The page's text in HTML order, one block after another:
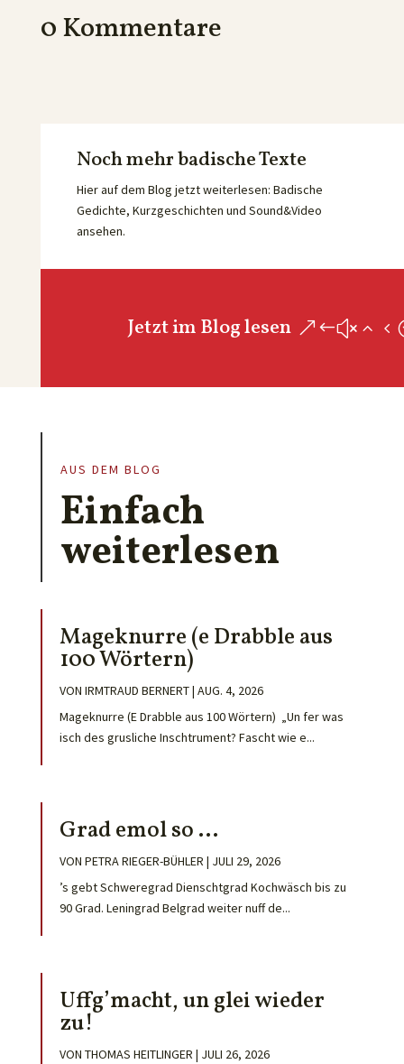
0 Kommentare
Noch mehr badische Texte
Hier auf dem Blog jetzt weiterlesen: Badische
Gedichte, Kurzgeschichten und Sound&Video
ansehen.
Jetzt im Blog lesen
AUS DEM BLOG
Einfach
weiterlesen
Mageknurre (e Drabble aus
100 Wörtern)
VON IRMTRAUD BERNERT| AUG. 4, 2026
Mageknurre (E Drabble aus 100 Wörtern) „Un fer was
isch des grusliche Inschtrument? Fascht wie e...
Grad emol so …
VON PETRA RIEGER-BÜHLER | JULI 29, 2026
’s gebt Schweregrad Dienschtgrad Kochwäsch bis zu
90 Grad. Leningrad Belgrad weiter nuff de...
Uffg’macht, un glei wieder
zu!
VON THOMAS HEITLINGER | JULI 26, 2026